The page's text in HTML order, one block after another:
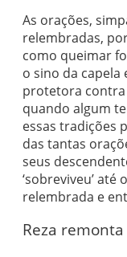
As orações,
relembradas,
como queimar
o sino da capela
protetora contra
quando algum
essas tradições
das tantas
seus
‘sobreviveu’
relembrada e
Reza